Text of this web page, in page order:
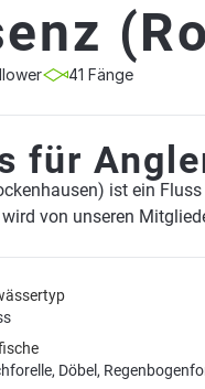
41 Fänge
für
ist ein
wird von unseren
Döbel,